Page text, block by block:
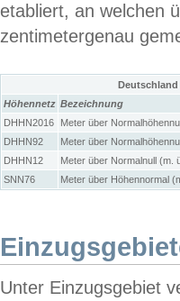
etabliert, an welchen
zentimetergenau
Höhennetz Bezeichnung
DHHN2016
Meter über
DHHN92
Meter über
DHHN12
Meter über Normalnull (m.
SNN76
Meter über Höhennormal
Unter Einzugsgebiet